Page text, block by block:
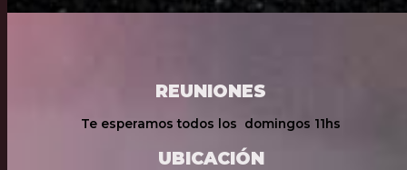
REUNIONES
Te esperamos todos los domingos 11hs
UBICACIÓN